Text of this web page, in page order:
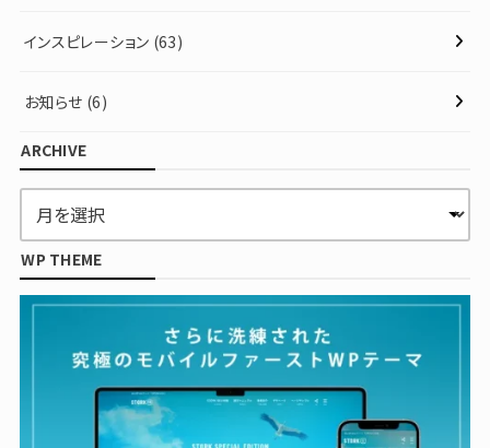
インスピレーション (63)
お知らせ (6)
ARCHIVE
WP THEME